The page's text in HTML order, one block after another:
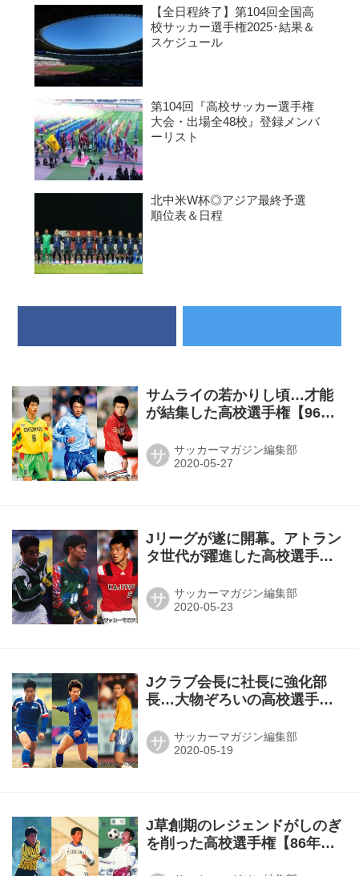
【全日程終了】第104回全国高
校サッカー選手権2025･結果＆
スケジュール
第104回『高校サッカー選手権
大会・出場全48校』登録メンバ
ーリスト
北中米W杯◎アジア最終予選
順位表＆日程
サムライの若かりし頃…才能
が結集した高校選手権【96～
サ サッカーマガジン編集部
Jリーグが遂に開幕。アトラン
タ世代が躍進した高校選手権
サ サッカーマガジン編集部
Jクラブ会長に社長に強化部
長…大物ぞろいの高校選手権
サ サッカーマガジン編集部
J草創期のレジェンドがしのぎ
を削った高校選手権【86年～